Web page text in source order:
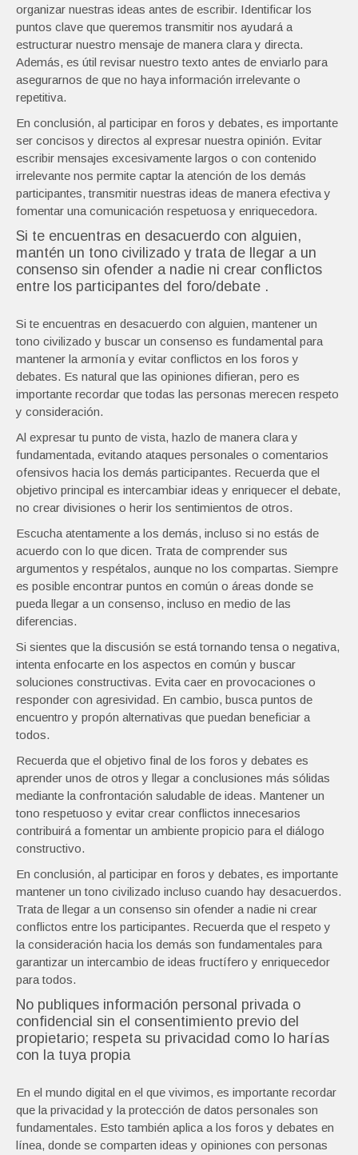
organizar nuestras ideas antes de escribir. Identificar los
puntos clave que queremos transmitir nos ayudará a
estructurar nuestro mensaje de manera clara y directa.
Además, es útil revisar nuestro texto antes de enviarlo para
asegurarnos de que no haya información irrelevante o
repetitiva.
En conclusión, al participar en foros y debates, es importante
ser concisos y directos al expresar nuestra opinión. Evitar
escribir mensajes excesivamente largos o con contenido
irrelevante nos permite captar la atención de los demás
participantes, transmitir nuestras ideas de manera efectiva y
fomentar una comunicación respetuosa y enriquecedora.
Si te encuentras en desacuerdo con alguien,
mantén un tono civilizado y trata de llegar a un
consenso sin ofender a nadie ni crear conflictos
entre los participantes del foro/debate .
Si te encuentras en desacuerdo con alguien, mantener un
tono civilizado y buscar un consenso es fundamental para
mantener la armonía y evitar conflictos en los foros y
debates. Es natural que las opiniones difieran, pero es
importante recordar que todas las personas merecen respeto
y consideración.
Al expresar tu punto de vista, hazlo de manera clara y
fundamentada, evitando ataques personales o comentarios
ofensivos hacia los demás participantes. Recuerda que el
objetivo principal es intercambiar ideas y enriquecer el debate,
no crear divisiones o herir los sentimientos de otros.
Escucha atentamente a los demás, incluso si no estás de
acuerdo con lo que dicen. Trata de comprender sus
argumentos y respétalos, aunque no los compartas. Siempre
es posible encontrar puntos en común o áreas donde se
pueda llegar a un consenso, incluso en medio de las
diferencias.
Si sientes que la discusión se está tornando tensa o negativa,
intenta enfocarte en los aspectos en común y buscar
soluciones constructivas. Evita caer en provocaciones o
responder con agresividad. En cambio, busca puntos de
encuentro y propón alternativas que puedan beneficiar a
todos.
Recuerda que el objetivo final de los foros y debates es
aprender unos de otros y llegar a conclusiones más sólidas
mediante la confrontación saludable de ideas. Mantener un
tono respetuoso y evitar crear conflictos innecesarios
contribuirá a fomentar un ambiente propicio para el diálogo
constructivo.
En conclusión, al participar en foros y debates, es importante
mantener un tono civilizado incluso cuando hay desacuerdos.
Trata de llegar a un consenso sin ofender a nadie ni crear
conflictos entre los participantes. Recuerda que el respeto y
la consideración hacia los demás son fundamentales para
garantizar un intercambio de ideas fructífero y enriquecedor
para todos.
No publiques información personal privada o
confidencial sin el consentimiento previo del
propietario; respeta su privacidad como lo harías
con la tuya propia
En el mundo digital en el que vivimos, es importante recordar
que la privacidad y la protección de datos personales son
fundamentales. Esto también aplica a los foros y debates en
línea, donde se comparten ideas y opiniones con personas